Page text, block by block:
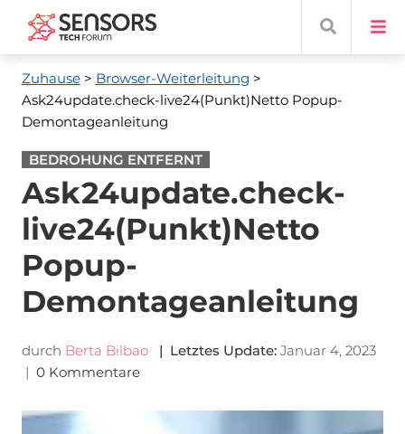
Zuhause> Browser-Weiterleitung >
Ask24update.check-live24(Punkt)Netto Popup-
Demontageanleitung
BEDROHUNG ENTFERNT
Ask24update.check-
live24(Punkt)Netto
Popup-
Demontageanleitung
durch Berta Bilbao | Letztes Update: Januar 4, 2023
| 0 Kommentare